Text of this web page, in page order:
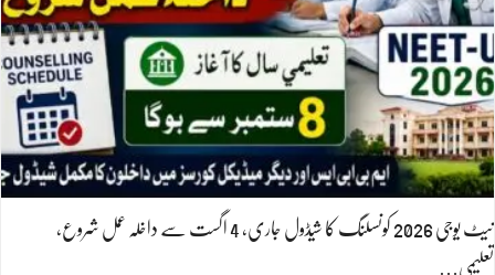
نیٹ یوجی 2026 کونسلنگ کا شیڈول جاری، 4 اگست سے داخلہ عمل شروع،
تعلیمی…